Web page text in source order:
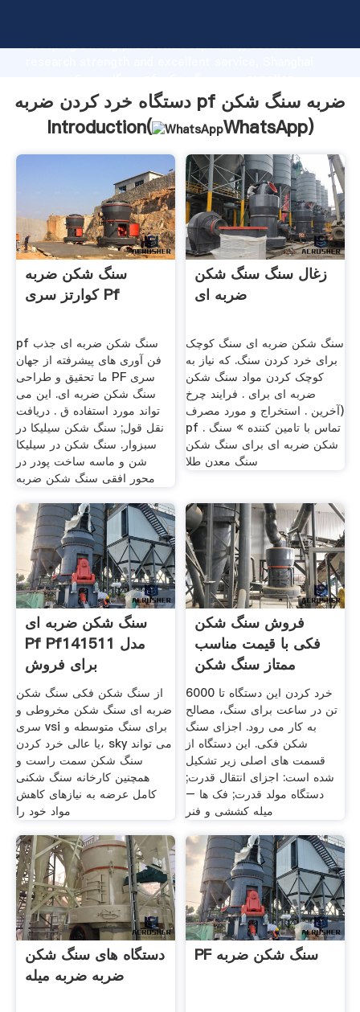
Grasping strong production capability, advanced
create the value and bring values to all of customers.
دستگاه خرد کردن ضربه pf ضربه سنگ شکن
Introduction(
WhatsApp)
سنگ شکن ضربه
کوارتز سری Pf
pf سنگ شکن ضربه ای جذب
فن آوری های پیشرفته از جهان
ما تحقیق و طراحی PF سری
سنگ شکن ضربه ای. این می
تواند مورد استفاده ق . دریافت
نقل قول; سنگ شکن سیلیکا در
سبزوار. سنگ شکن در سیلیکا
شن و ماسه ساخت پودر در
محور افقی سنگ شکن ضربه
زغال سنگ سنگ شکن
ضربه ای
سنگ شکن ضربه ای سنگ کوچک
برای خرد کردن سنگ. که نیاز به
کوچک کردن مواد سنگ شکن
ضربه ای برای . فرایند چرخ
(آخرین . استخراج و مورد مصرف
pf . تماس با تامین کننده » سنگ
شکن ضربه ای برای سنگ شکن
سنگ معدن طلا
سنگ شکن ضربه ای
Pf Pf141511 مدل
برای فروش
از سنگ شکن فکی سنگ شکن
ضربه ای سنگ شکن مخروطی و
سری vsi برای سنگ متوسطه و
یا عالی خرد کردن، sky می تواند
سنگ شکن سمت راست و
همچنین کارخانه سنگ شکنی
کامل عرضه به نیازهای کاهش
مواد خود را
فروش سنگ شکن
فکی با قیمت مناسب
ممتاز سنگ شکن
خرد کردن این دستگاه تا 6000
تن در ساعت برای سنگ، مصالح
به کار می رود. اجزای سنگ
شکن فکی. این دستگاه از
قسمت های اصلی زیر تشکیل
شده است: اجزای انتقال قدرت;
دستگاه مولد قدرت; فک ها –
میله کششی و فنر
دستگاه های سنگ شکن
ضربه ضربه میله
PF سنگ شکن ضربه